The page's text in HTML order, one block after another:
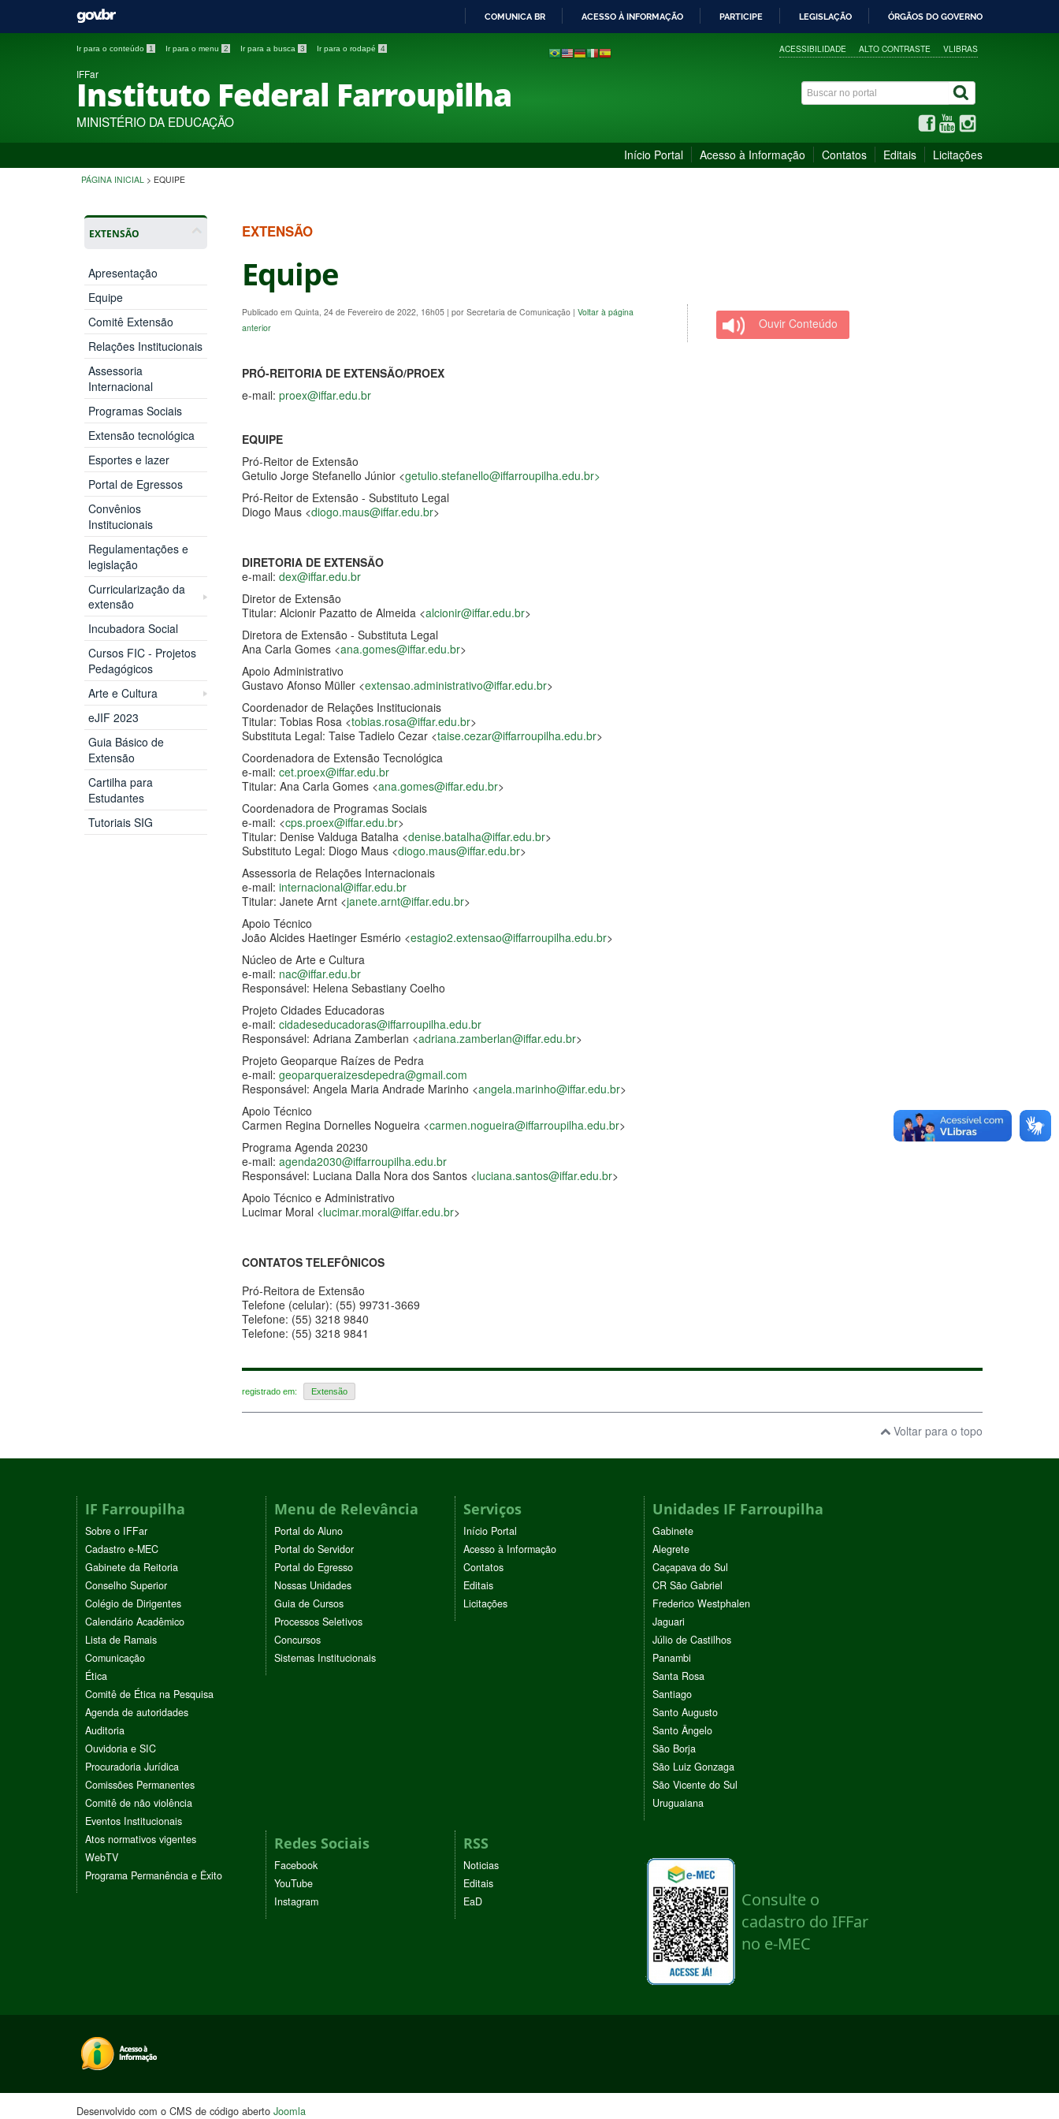
PARA
COMUNICA BR ACESSO À INFORMAÇÃO PARTICIPE LEGISLAÇÃO ÓRGÃOS DO GOVERNO
Ir para o conteúdo 1 Ir para o menu 2 Ir para a busca 3 Ir para o rodapé 4 ACESSIBILIDADE ALTO CONTRASTE VLIBRAS
IFFar
Instituto Federal Farroupilha
MINISTÉRIO DA EDUCAÇÃO
Início Portal Acesso à Informação Contatos Editais Licitações
PÁGINA INICIAL > EQUIPE
EXTENSÃO
Apresentação
Equipe
Comitê Extensão
Relações Institucionais
Assessoria
Internacional
Programas Sociais
Extensão tecnológica
Esportes e lazer
Portal de Egressos
Convênios
Institucionais
Regulamentações e
legislação
Curricularização da
extensão
Incubadora Social
Cursos FIC - Projetos
Pedagógicos
Arte e Cultura
eJIF 2023
Guia Básico de
Extensão
Cartilha para
Estudantes
Tutoriais SIG
EXTENSÃO
Equipe
Publicado em Quinta, 24 de Fevereiro de 2022, 16h05 | por Secretaria de Comunicação | Voltar à página
anterior
Ouvir Conteúdo
PRÓ-REITORIA DE EXTENSÃO/PROEX
e-mail: proex@iffar.edu.br
EQUIPE
Pró-Reitor de Extensão
Getulio Jorge Stefanello Júnior <getulio.stefanello@iffarroupilha.edu.br>
Pró-Reitor de Extensão - Substituto Legal
Diogo Maus <diogo.maus@iffar.edu.br>
DIRETORIA DE EXTENSÃO
e-mail: dex@iffar.edu.br
Diretor de Extensão
Titular: Alcionir Pazatto de Almeida <alcionir@iffar.edu.br>
Diretora de Extensão - Substituta Legal
Ana Carla Gomes <ana.gomes@iffar.edu.br>
Apoio Administrativo
Gustavo Afonso Müller <extensao.administrativo@iffar.edu.br>
Coordenador de Relações Institucionais
Titular: Tobias Rosa <tobias.rosa@iffar.edu.br>
Substituta Legal: Taise Tadielo Cezar <taise.cezar@iffarroupilha.edu.br>
Coordenadora de Extensão Tecnológica
e-mail: cet.proex@iffar.edu.br
Titular: Ana Carla Gomes <ana.gomes@iffar.edu.br>
Coordenadora de Programas Sociais
e-mail: <cps.proex@iffar.edu.br>
Titular: Denise Valduga Batalha <denise.batalha@iffar.edu.br>
Substituto Legal: Diogo Maus <diogo.maus@iffar.edu.br>
Assessoria de Relações Internacionais
e-mail: internacional@iffar.edu.br
Titular: Janete Arnt <janete.arnt@iffar.edu.br>
Apoio Técnico
João Alcides Haetinger Esmério <estagio2.extensao@iffarroupilha.edu.br>
Núcleo de Arte e Cultura
e-mail: nac@iffar.edu.br
Responsável: Helena Sebastiany Coelho
Projeto Cidades Educadoras
e-mail: cidadeseducadoras@iffarroupilha.edu.br
Responsável: Adriana Zamberlan <adriana.zamberlan@iffar.edu.br>
Projeto Geoparque Raízes de Pedra
e-mail: geoparqueraizesdepedra@gmail.com
Responsável: Angela Maria Andrade Marinho <angela.marinho@iffar.edu.br>
Apoio Técnico
Carmen Regina Dornelles Nogueira <carmen.nogueira@iffarroupilha.edu.br>
Programa Agenda 20230
e-mail: agenda2030@iffarroupilha.edu.br
Responsável: Luciana Dalla Nora dos Santos <luciana.santos@iffar.edu.br>
Apoio Técnico e Administrativo
Lucimar Moral <lucimar.moral@iffar.edu.br>
CONTATOS TELEFÔNICOS
Pró-Reitora de Extensão
Telefone (celular): (55) 99731-3669
Telefone: (55) 3218 9840
Telefone: (55) 3218 9841
registrado em: Extensão
Voltar para o topo
IF Farroupilha
Sobre o IFFar
Cadastro e-MEC
Gabinete da Reitoria
Conselho Superior
Colégio de Dirigentes
Calendário Acadêmico
Lista de Ramais
Comunicação
Ética
Comitê de Ética na Pesquisa
Agenda de autoridades
Auditoria
Ouvidoria e SIC
Procuradoria Jurídica
Comissões Permanentes
Comitê de não violência
Eventos Institucionais
Atos normativos vigentes
WebTV
Programa Permanência e Êxito
Menu de Relevância
Portal do Aluno
Portal do Servidor
Portal do Egresso
Nossas Unidades
Guia de Cursos
Processos Seletivos
Concursos
Sistemas Institucionais
Serviços
Início Portal
Acesso à Informação
Contatos
Editais
Licitações
Unidades IF Farroupilha
Gabinete
Alegrete
Caçapava do Sul
CR São Gabriel
Frederico Westphalen
Jaguari
Júlio de Castilhos
Panambi
Santa Rosa
Santiago
Santo Augusto
Santo Ângelo
São Borja
São Luiz Gonzaga
São Vicente do Sul
Uruguaiana
Redes Sociais
Facebook
YouTube
Instagram
RSS
Noticias
Editais
EaD
Desenvolvido com o CMS de código aberto Joomla